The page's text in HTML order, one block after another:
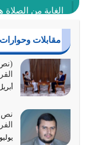
الغاية من
أغسطس 2, 2026
السبب الرئيسي
لحدود الله
أغسطس 1, 2026
أبرز أسباب
المتمثل في
يوليو 31, 2026
مقابلات وحوارات
أبريل 23,
نص
يوليو 18, 2018